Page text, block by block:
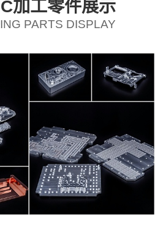
加工零件展示
PARTS DISPLAY